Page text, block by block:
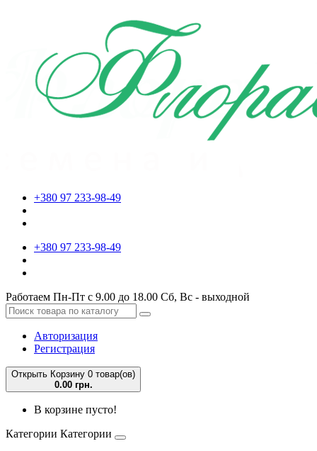
+380 97 233-98-49
+380 97 233-98-49
Работаем Пн-Пт с 9.00 до 18.00 Сб, Вс - выходной
Авторизация
Регистрация
Открыть Корзину 0 товар(ов)
0.00 грн.
В корзине пусто!
Категории Категории